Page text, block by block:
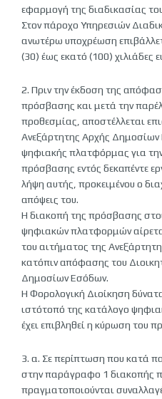
εφαρμογή της διαδικασίας
Στον πάροχο Υπηρεσιών
ανωτέρω υποχρέωση
(30) έως εκατό (100) χιλιάδες
2. Πριν την έκδοση της
πρόσβασης και μετά την
προθεσμίας, αποστέλλεται
Ανεξάρτητης Αρχής Δημοσίων
ψηφιακής πλατφόρμας για την
πρόσβασης εντός δεκαπέντε
λήψη αυτής, προκειμένου ο
απόψεις του.
Η διακοπή της πρόσβασης
ψηφιακών πλατφορμών
του αιτήματος της
κατόπιν απόφασης του
Δημοσίων Εσόδων.
Η Φορολογική Διοίκηση
ιστότοπό της κατάλογο
έχει επιβληθεί η κύρωση του
3. α. Σε περίπτωση που κατά
στην παράγραφο 1 διακοπής
πραγματοποιούνται